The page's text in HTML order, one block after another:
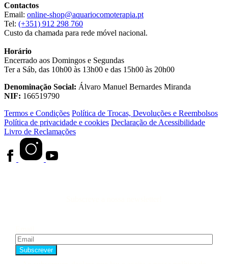
Contactos
Email: online-shop@aquariocomoterapia.pt
Tel: (+351) 912 298 760
Custo da chamada para rede móvel nacional.
Horário
Encerrado aos Domingos e Segundas
Ter a Sáb, das 10h00 às 13h00 e das 15h00 às 20h00
Denominação Social: Álvaro Manuel Bernardes Miranda
NIF: 166519790
Termos e Condições Política de Trocas, Devoluções e Reembolsos
Política de privacidade e cookies Declaração de Acessibilidade
Livro de Reclamações